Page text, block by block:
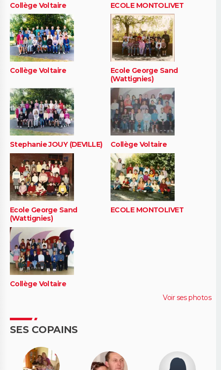
Collège Voltaire ECOLE MONTOLIVET
Collège Voltaire
Ecole George Sand
(Wattignies)
Stephanie JOUY (DEVILLE) Collège Voltaire
Ecole George Sand
(Wattignies)
ECOLE MONTOLIVET
Collège Voltaire
Voir ses photos
SES COPAINS